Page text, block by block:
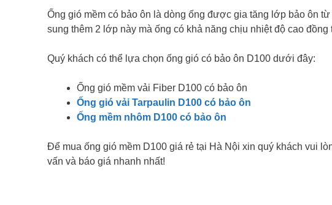
Ống gió mềm có bảo ôn là dòng ống được gia tăng lớp bảo ôn
sung thêm 2 lớp này mà ống có khả năng chịu nhiệt độ cao
Quý khách có thể lựa chọn ống gió có bảo ôn D100 dưới đây:
Ống gió mềm vải Fiber D100 có bảo ôn
Ống gió vải Tarpaulin D100 có bảo ôn
Ống mềm nhôm D100 có bảo ôn
Để mua ống gió mềm D100 giá rẻ tại Hà Nội xin quý khách vui
vấn và báo giá nhanh nhất!